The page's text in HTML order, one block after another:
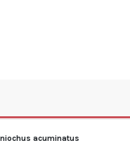
acuminatus